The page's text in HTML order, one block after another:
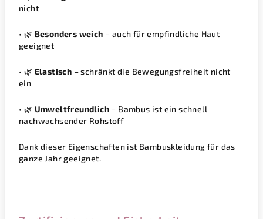
nicht
• 🌿 Besonders weich – auch für empfindliche Haut
geeignet
• 🌿 Elastisch – schränkt die Bewegungsfreiheit nicht
ein
• 🌿 Umweltfreundlich – Bambus ist ein schnell
nachwachsender Rohstoff
Dank dieser Eigenschaften ist Bambuskleidung für das
ganze Jahr geeignet.